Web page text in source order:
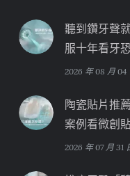
聽到鑽牙聲
服十年看牙
2026 年 08 月 04
陶瓷貼片推
案例看微創
2026 年 07 月 31